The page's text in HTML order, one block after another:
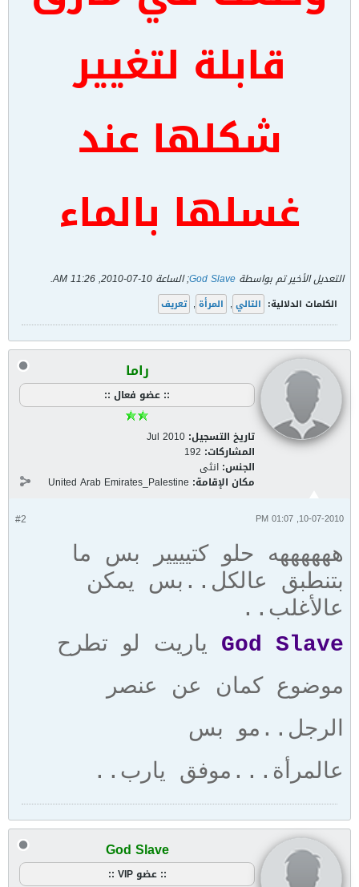
قابلة لتغيير
شكلها عند
غسلها بالماء
التعديل الأخير تم بواسطة God Slave; الساعة 10-07-2010, 11:26 AM
.
الكلمات الدلالية: التالي , المرأة , تعريف
راما
:: عضو فعال ::
تاريخ التسجيل: Jul 2010
المشاركات: 192
الجنس: انثى
مكان الإقامة: United Arab Emirates_Palestine
#2 10-07-2010, 01:07 PM
ههههههه حلو كتيييير بس ما
بتنطبق عالكل..بس يمكن
عالأغلب..
God Slave ياريت لو تطرح
موضوع كمان عن عنصر
الرجل..مو بس
عالمرأة...موفق يارب..
God Slave
:: عضو VIP ::